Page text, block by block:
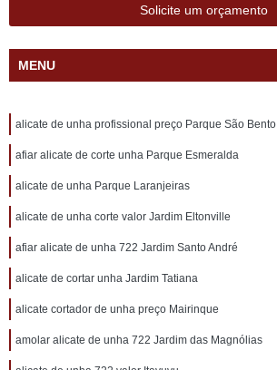
Solicite um orçamento
MENU
alicate de unha profissional preço Parque São Bento
afiar alicate de corte unha Parque Esmeralda
alicate de unha Parque Laranjeiras
alicate de unha corte valor Jardim Eltonville
afiar alicate de unha 722 Jardim Santo André
alicate de cortar unha Jardim Tatiana
alicate cortador de unha preço Mairinque
amolar alicate de unha 722 Jardim das Magnólias